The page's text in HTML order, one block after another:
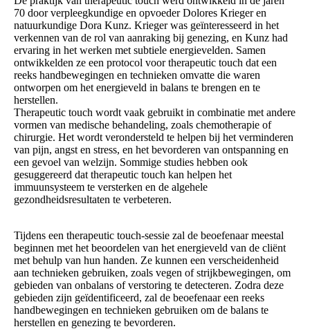
70 door verpleegkundige en opvoeder Dolores Krieger en
natuurkundige Dora Kunz. Krieger was geïnteresseerd in het
verkennen van de rol van aanraking bij genezing, en Kunz had
ervaring in het werken met subtiele energievelden. Samen
ontwikkelden ze een protocol voor therapeutic touch dat een
reeks handbewegingen en technieken omvatte die waren
ontworpen om het energieveld in balans te brengen en te
herstellen.
Therapeutic touch wordt vaak gebruikt in combinatie met andere
vormen van medische behandeling, zoals chemotherapie of
chirurgie. Het wordt verondersteld te helpen bij het verminderen
van pijn, angst en stress, en het bevorderen van ontspanning en
een gevoel van welzijn. Sommige studies hebben ook
gesuggereerd dat therapeutic touch kan helpen het
immuunsysteem te versterken en de algehele
gezondheidsresultaten te verbeteren.
Tijdens een therapeutic touch-sessie zal de beoefenaar meestal
beginnen met het beoordelen van het energieveld van de cliënt
met behulp van hun handen. Ze kunnen een verscheidenheid
aan technieken gebruiken, zoals vegen of strijkbewegingen, om
gebieden van onbalans of verstoring te detecteren. Zodra deze
gebieden zijn geïdentificeerd, zal de beoefenaar een reeks
handbewegingen en technieken gebruiken om de balans te
herstellen en genezing te bevorderen.